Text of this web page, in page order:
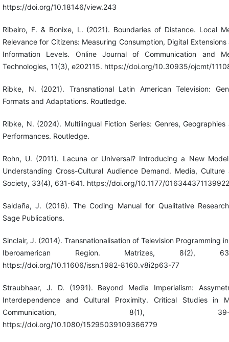
https://doi.org/10.18146/view.243
Ribeiro, F. & Bonixe, L. (2021). Boundaries of Distance. Local
Relevance for Citizens: Measuring Consumption, Digital Extensions
Information Levels. Online Journal of Communication and
Technologies, 11(3), e202115. https://doi.org/10.30935/ojcmt/
Ribke, N. (2021). Transnational Latin American Television:
Formats and Adaptations. Routledge.
Ribke, N. (2024). Multilingual Fiction Series: Genres, Geographies
Performances. Routledge.
Rohn, U. (2011). Lacuna or Universal? Introducing a New
Understanding Cross-Cultural Audience Demand. Media, Culture
Society, 33(4), 631-641. https://doi.org/10.1177/
Saldaña, J. (2016). The Coding Manual for Qualitative
Sage Publications.
Sinclair, J. (2014). Transnationalisation of Television Programming
Iberoamerican Region. Matrizes, 8(2), 63-
https://doi.org/10.11606/issn.1982-8160.v8i2p63-77
Straubhaar, J. D. (1991). Beyond Media Imperialism:
Interdependence and Cultural Proximity. Critical Studies in
Communication, 8(1), 39-
https://doi.org/10.1080/15295039109366779